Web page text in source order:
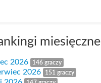
miesięczne
2026 146 graczy
2026 151 graczy